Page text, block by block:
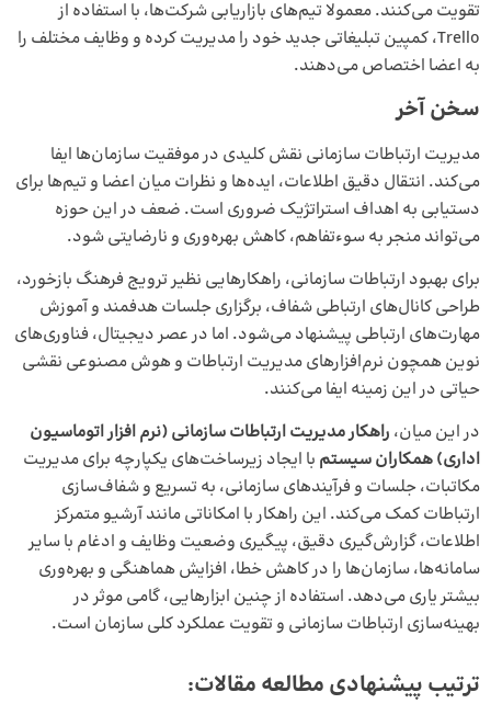
تقویت می‌کنند. معمولا تیم‌های بازاریابی شرکت‌ها، با استفاده از
Trello، کمپین تبلیغاتی جدید خود را مدیریت کرده و وظایف مختلف را
به اعضا اختصاص می‌دهند.
سخن آخر
مدیریت ارتباطات سازمانی نقش کلیدی در موفقیت سازمان‌ها ایفا
می‌کند. انتقال دقیق اطلاعات، ایده‌ها و نظرات میان اعضا و تیم‌ها برای
دستیابی به اهداف استراتژیک ضروری است. ضعف در این حوزه
می‌تواند منجر به سوءتفاهم، کاهش بهره‌وری و نارضایتی شود.
برای بهبود ارتباطات سازمانی، راهکارهایی نظیر ترویج فرهنگ بازخورد،
طراحی کانال‌های ارتباطی شفاف، برگزاری جلسات هدفمند و آموزش
مهارت‌های ارتباطی پیشنهاد می‌شود. اما در عصر دیجیتال، فناوری‌های
نوین همچون نرم‌افزارهای مدیریت ارتباطات و هوش مصنوعی نقشی
حیاتی در این زمینه ایفا می‌کنند.
در این میان، راهکار مدیریت ارتباطات سازمانی (نرم افزار اتوماسیون
اداری) همکاران سیستم با ایجاد زیرساخت‌های یکپارچه برای مدیریت
مکاتبات، جلسات و فرآیندهای سازمانی، به تسریع و شفاف‌سازی
ارتباطات کمک می‌کند. این راهکار با امکاناتی مانند آرشیو متمرکز
اطلاعات، گزارش‌گیری دقیق، پیگیری وضعیت وظایف و ادغام با سایر
سامانه‌ها، سازمان‌ها را در کاهش خطا، افزایش هماهنگی و بهره‌وری
بیشتر یاری می‌دهد. استفاده از چنین ابزارهایی، گامی موثر در
بهینه‌سازی ارتباطات سازمانی و تقویت عملکرد کلی سازمان است.
ترتیب پیشنهادی مطالعه مقالات: